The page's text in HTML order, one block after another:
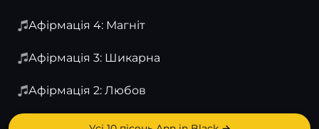
Афірмація 4: Магніт
Афірмація 3: Шикарна
Афірмація 2: Любов